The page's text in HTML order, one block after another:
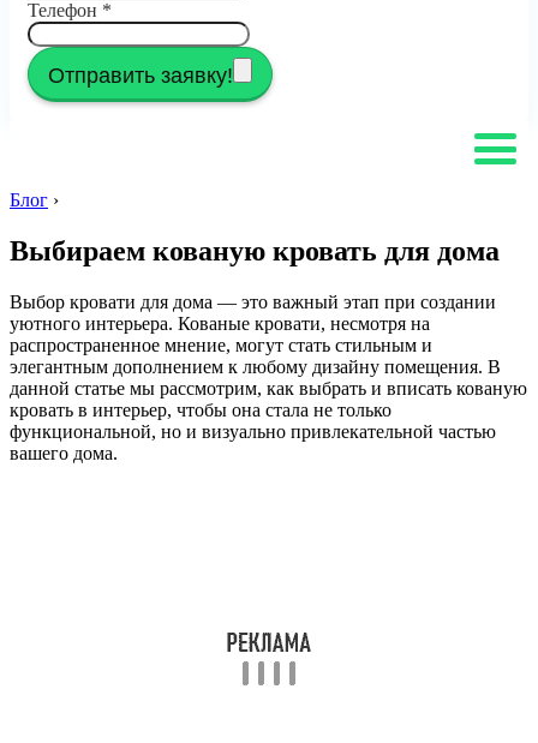
Телефон *
Отправить заявку!
Блог ›
Выбираем кованую кровать для дома
Выбор кровати для дома — это важный этап при создании
уютного интерьера. Кованые кровати, несмотря на
распространенное мнение, могут стать стильным и
элегантным дополнением к любому дизайну помещения. В
данной статье мы рассмотрим, как выбрать и вписать кованую
кровать в интерьер, чтобы она стала не только
функциональной, но и визуально привлекательной частью
вашего дома.